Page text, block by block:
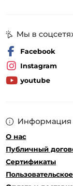
Информация
О нас
Публичный
Сертификаты
Мы в
Facebook
Instagram
youtube